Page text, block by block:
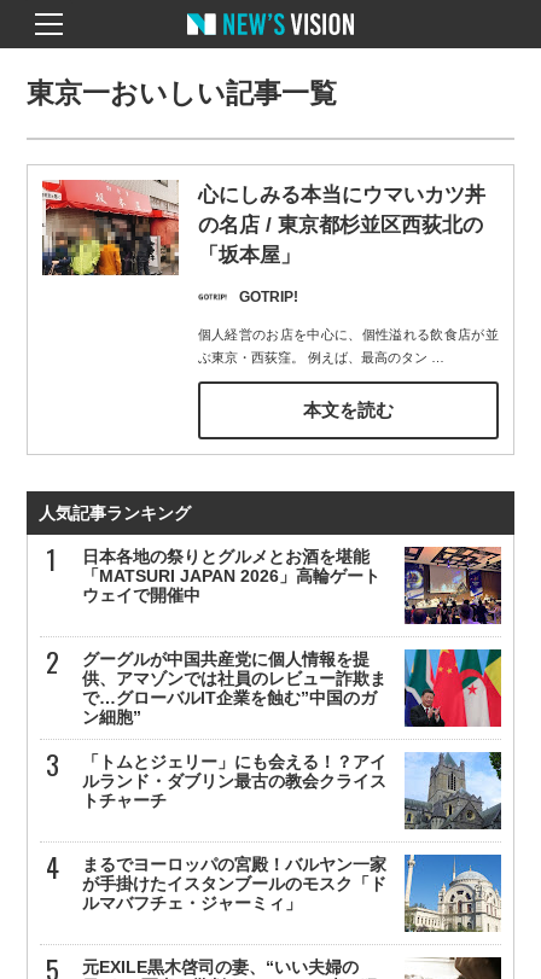
東京一おいしい記事一覧
心にしみる本当にウマいカツ丼
の名店 / 東京都杉並区西荻北の
「坂本屋」
GOTRIP!
個人経営のお店を中心に、個性溢れる飲食店が並
ぶ東京・西荻窪。 例えば、最高のタン
本文を読む
人気記事ランキング
日本各地の祭りとグルメとお酒を堪能
「MATSURI JAPAN 2026」高輪ゲート
ウェイで開催中
グーグルが中国共産党に個人情報を提
供、アマゾンでは社員のレビュー詐欺ま
で…グローバルIT企業を蝕む”中国のガ
ン細胞”
「トムとジェリー」にも会える！？アイ
ルランド・ダブリン最古の教会クライス
トチャーチ
まるでヨーロッパの宮殿！バルヤン一家
が手掛けたイスタンブールのモスク「ド
ルマバフチェ・ジャーミィ」
元EXILE黒木啓司の妻、“いい夫婦の